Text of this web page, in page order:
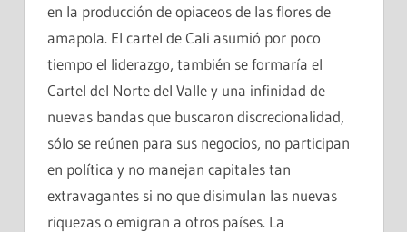
en la producción de opiaceos de las flores de
amapola. El cartel de Cali asumió por poco
tiempo el liderazgo, también se formaría el
Cartel del Norte del Valle y una infinidad de
nuevas bandas que buscaron discrecionalidad,
sólo se reúnen para sus negocios, no participan
en política y no manejan capitales tan
extravagantes si no que disimulan las nuevas
riquezas o emigran a otros países. La